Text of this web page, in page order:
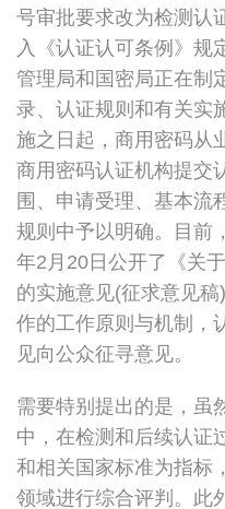
号审批要求改为检测认
入《认证认可条例》规
管理局和国密局正在制
录、认证规则和有关实
施之日起，商用密码从
商用密码认证机构提交
围、申请受理、基本流
规则中予以明确。目前
年2月20日公开了《关
的实施意见(征求意见
作的工作原则与机制，
见向公众征寻意见。
需要特别提出的是，虽
中，在检测和后续认证
和相关国家标准为指标
领域进行综合评判。此